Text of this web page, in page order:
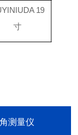
19
寸
测量仪